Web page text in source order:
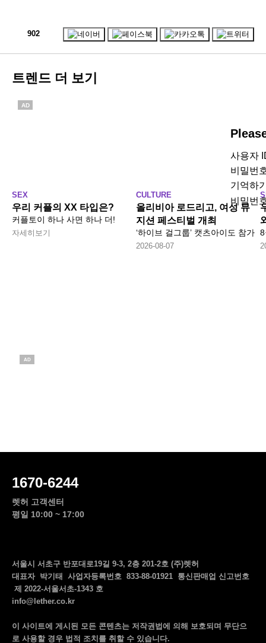
902
트렌드 더 보기
AD
SEX
우리 커플의 XX 타입은?
커플토이 하나 사면 하나 더!
자세히보기
사용자
비밀번
기억하
비밀번
CULTURE
올리비아 로드리고, 여성 뮤
지션 페스티벌 개최
‘하이브 걸그룹’ 캣츠아이도 참가
2026-08-07
AD
1670-6244
렛허 고객센터
평일 10:00 ~ 17:00
서울시 서초구 반포대로19길 9-3, 2층 201-2호 (주)렛허
대표자 박기태 사업자등록번호 833-88-01921 통신판매업 신고번호
제 2022-서울서초-1343 호
info@lether.co.kr
이 사이트에 게시된 모든 콘텐츠는 저작권법에 의해 보호되며 무단으
로 사용할 경우 법적 조치를 취할 수 있습니다.